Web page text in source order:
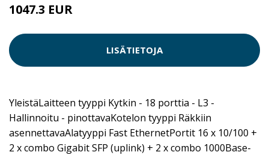
1047.3 EUR
LISÄTIETOJA
YleistäLaitteen tyyppi Kytkin - 18 porttia - L3 -
Hallinnoitu - pinottavaKotelon tyyppi Räkkiin
asennettavaAlatyyppi Fast EthernetPortit 16 x 10/100 +
2 x combo Gigabit SFP (uplink) + 2 x combo 1000Base-